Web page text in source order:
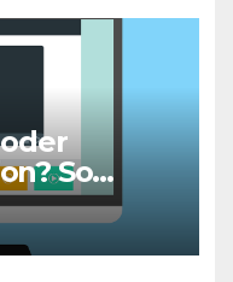
So
den
Content